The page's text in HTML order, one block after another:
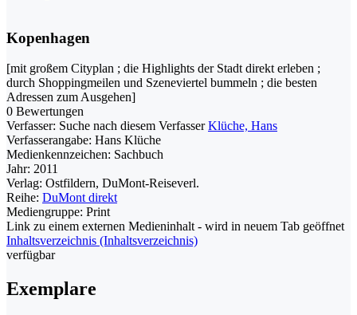
Kopenhagen
[mit großem Cityplan ; die Highlights der Stadt direkt erleben ;
durch Shoppingmeilen und Szeneviertel bummeln ; die besten
Adressen zum Ausgehen]
0 Bewertungen
Verfasser: Suche nach diesem Verfasser Klüche, Hans
Verfasserangabe: Hans Klüche
Medienkennzeichen: Sachbuch
Jahr: 2011
Verlag: Ostfildern, DuMont-Reiseverl.
Reihe: DuMont direkt
Mediengruppe: Print
Link zu einem externen Medieninhalt - wird in neuem Tab geöffnet
Inhaltsverzeichnis (Inhaltsverzeichnis)
verfügbar
Exemplare